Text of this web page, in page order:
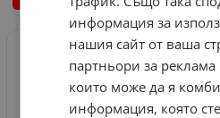
информация за
нашия сайт от ваша
партньори за
които може да я
информация, която